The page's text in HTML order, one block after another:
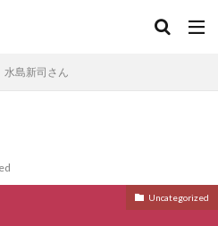
水島新司さん
Uncategorized